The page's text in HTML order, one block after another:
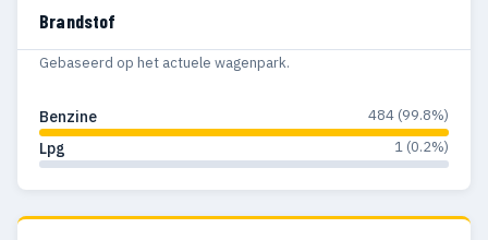
Brandstof
Gebaseerd op het actuele wagenpark.
Benzine 484 (99.8%)
Lpg 1 (0.2%)